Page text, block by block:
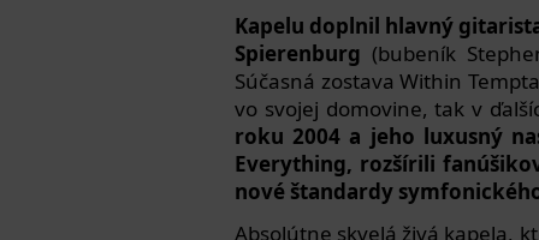
Kapelu doplnil hlavný
Spierenburg (bubeník
Súčasná zostava Within
vo svojej domovine, tak v
roku 2004 a jeho luxusný
Everything, rozšírili
nové štandardy
Absolútne skvelá živá kapela,